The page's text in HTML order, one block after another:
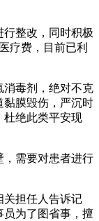
整改，同时积极
疗费，目前已利
毒剂，绝对不克
黏膜毁伤，严沉时
杜绝此类平安现
需要对患者进行
担任人告诉记
员为了图省事，擅